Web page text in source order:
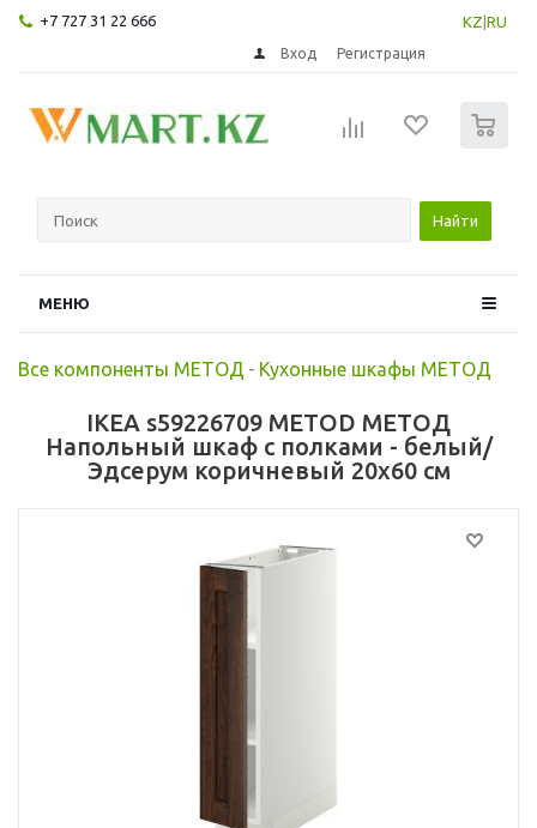
+7 727 31 22 666 KZ RU
Вход Регистрация
Найти
МЕНЮ
Все компоненты МЕТОД - Кухонные шкафы МЕТОД
IKEA s59226709 METOD МЕТОД
Напольный шкаф с полками - белый/
Эдсерум коричневый 20x60 см